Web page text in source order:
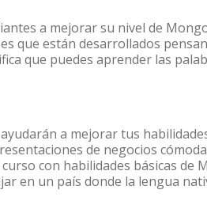
a mejorar su nivel de
que están desarrollados
que puedes aprender las
a mejorar tus
de negocios
con habilidades básicas de
en un país donde la lengua